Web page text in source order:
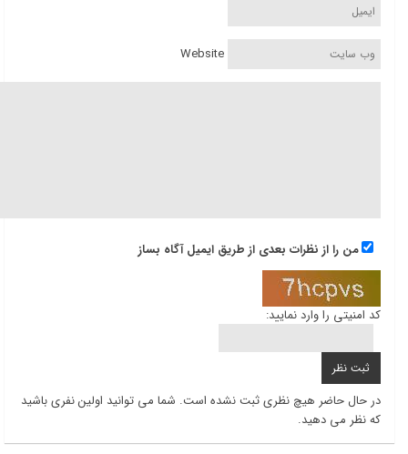
Website
من را از نظرات بعدی از طریق ایمیل آگاه بساز
کد امنیتی را وارد نمایید:
در حال حاضر هیچ نظری ثبت نشده است. شما می توانید اولین نفری باشید
که نظر می دهید.